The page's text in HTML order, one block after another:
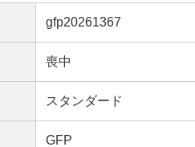
gfp20261367
喪中
スタンダード
GFP